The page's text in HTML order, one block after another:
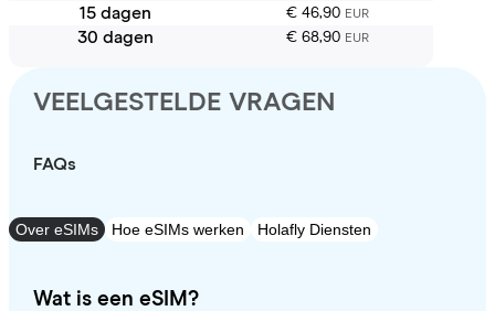
15 dagen € 46,90 EUR
30 dagen € 68,90 EUR
VEELGESTELDE VRAGEN
FAQs
Over eSIMs Hoe eSIMs werken Holafly Diensten
Wat is een eSIM?